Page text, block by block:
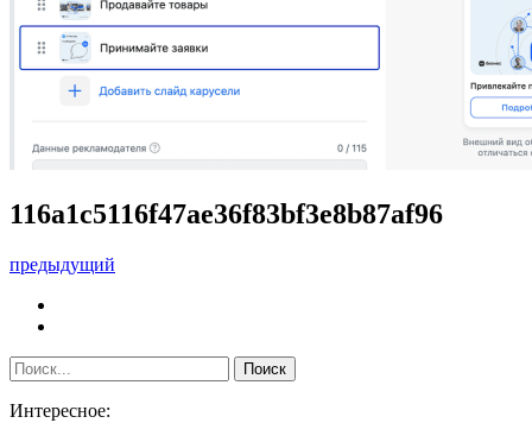
116a1c5116f47ae36f83bf3e8b87af96
предыдущий
Интересное: